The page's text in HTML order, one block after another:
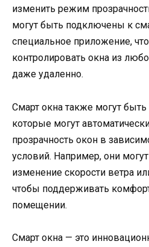
изменить режим
могут быть подключены к
специальное приложение,
контролировать окна из
даже удаленно.
Смарт окна также могут
которые могут
прозрачность окон в
условий. Например, они
изменение скорости ветра
чтобы поддерживать
помещении.
Смарт окна — это